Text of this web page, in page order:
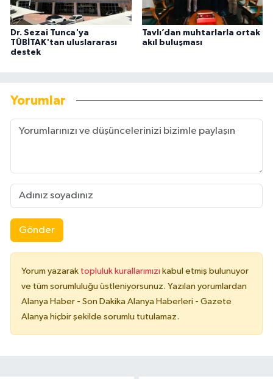
Dr. Sezai Tunca'ya
TÜBİTAK'tan uluslararası
destek
Tavlı’dan muhtarlarla ortak
akıl buluşması
Yorumlar
Gönder
Yorum yazarak topluluk kurallarımızı kabul etmiş bulunuyor
ve tüm sorumluluğu üstleniyorsunuz. Yazılan yorumlardan
Alanya Haber - Son Dakika Alanya Haberleri - Gazete
Alanya hiçbir şekilde sorumlu tutulamaz.